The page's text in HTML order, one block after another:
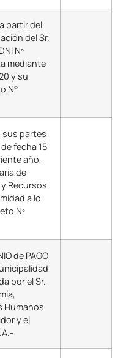
partir del
del Sr.
Nº
mediante
y su
N°
partes
fecha 15
año,
de
Recursos
a lo
Nº
de PAGO
por el Sr.
Humanos
y el